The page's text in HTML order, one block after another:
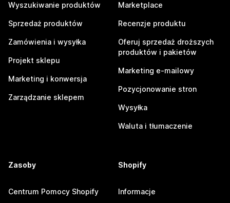
Wyszukiwanie produktów
Sprzedaż produktów
Zamówienia i wysyłka
Projekt sklepu
Marketing i konwersja
Zarządzanie sklepem
Marketplace
Recenzje produktu
Oferuj sprzedaż droższych
produktów i pakietów
Marketing e-mailowy
Pozycjonowanie stron
Wysyłka
Waluta i tłumaczenie
Zasoby
Centrum Pomocy Shopify
Shopify
Informacje